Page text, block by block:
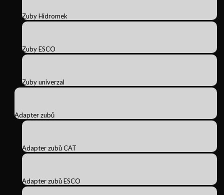
Zuby Hidromek
Zuby ESCO
Zuby univerzal
Adapter zubů
Adapter zubů CAT
Adapter zubů ESCO